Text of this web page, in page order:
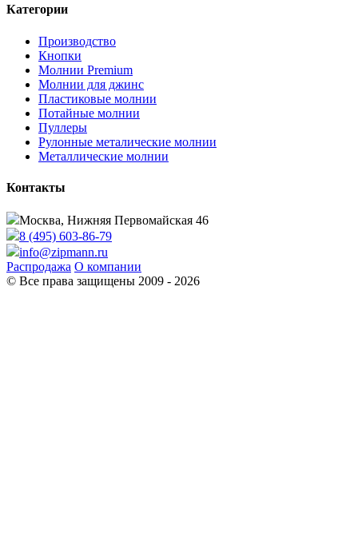
Категории
Производство
Кнопки
Молнии Premium
Молнии для джинс
Пластиковые молнии
Потайные молнии
Пуллеры
Рулонные металические молнии
Металлические молнии
Контакты
Москва, Нижняя Первомайская 46
8 (495) 603-86-79
info@zipmann.ru
Распродажа О компании
© Все права защищены 2009 - 2026